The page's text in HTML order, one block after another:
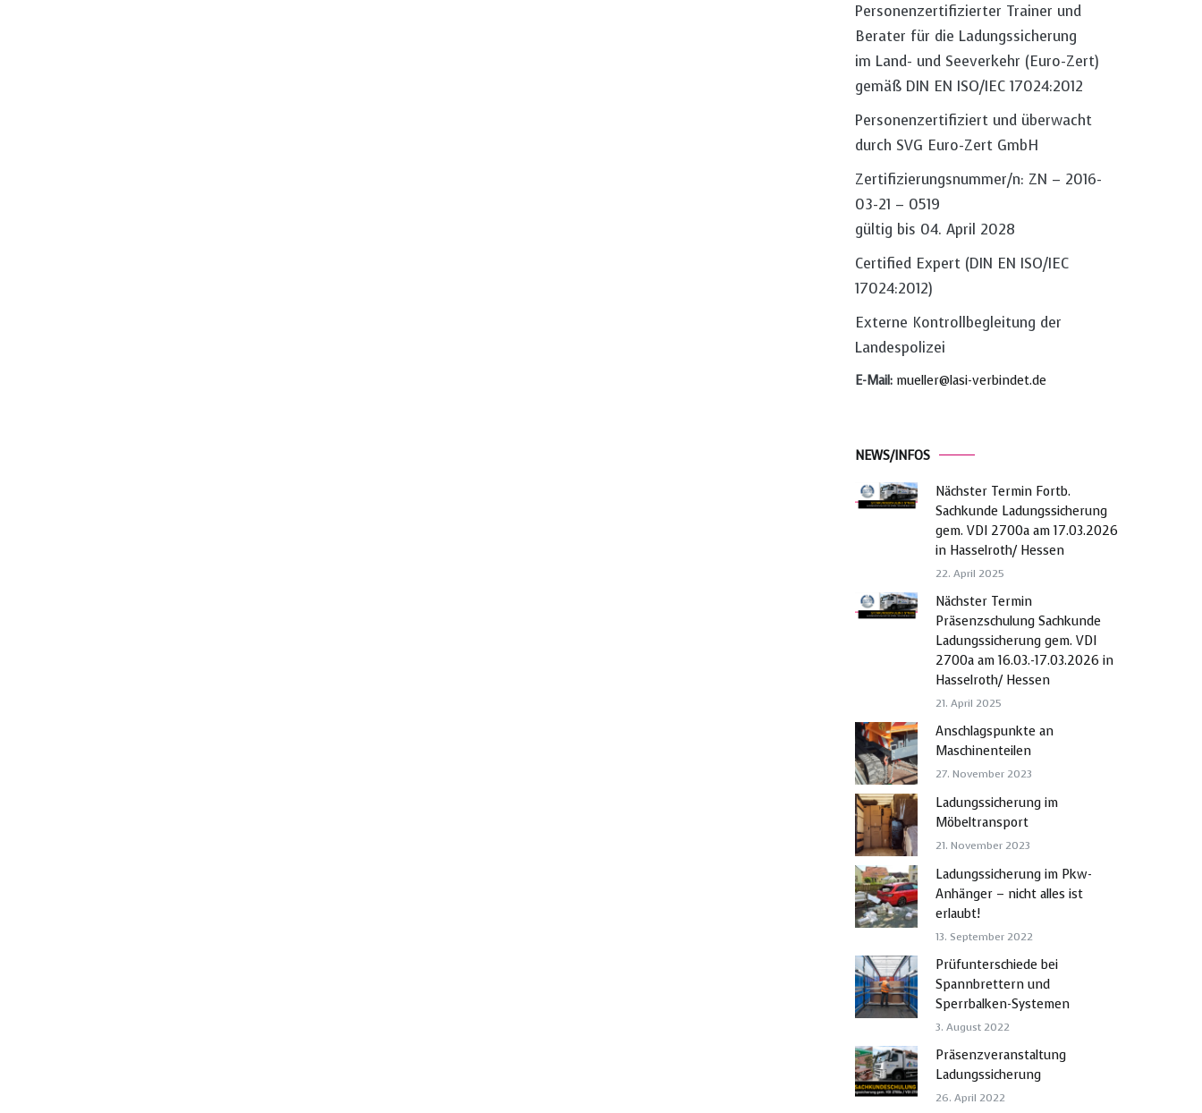
Personenzertifizierter Trainer und
Berater für die Ladungssicherung
im Land- und Seeverkehr (Euro-Zert)
gemäß DIN EN ISO/IEC 17024:2012
Personenzertifiziert und überwacht
durch SVG Euro-Zert GmbH
Zertifizierungsnummer/n: ZN – 2016-
03-21 – 0519
gültig bis 04. April 2028
Certified Expert (DIN EN ISO/IEC
17024:2012)
Externe Kontrollbegleitung der
Landespolizei
E-Mail: mueller@lasi-verbindet.de
NEWS/INFOS
Nächster Termin Fortb.
Sachkunde Ladungssicherung
gem. VDI 2700a am 17.03.2026
in Hasselroth/ Hessen
22. April 2025
Nächster Termin
Präsenzschulung Sachkunde
Ladungssicherung gem. VDI
2700a am 16.03.-17.03.2026 in
Hasselroth/ Hessen
21. April 2025
Anschlagspunkte an
Maschinenteilen
27. November 2023
Ladungssicherung im
Möbeltransport
21. November 2023
Ladungssicherung im Pkw-
Anhänger – nicht alles ist
erlaubt!
13. September 2022
Prüfunterschiede bei
Spannbrettern und
Sperrbalken-Systemen
3. August 2022
Präsenzveranstaltung
Ladungssicherung
26. April 2022